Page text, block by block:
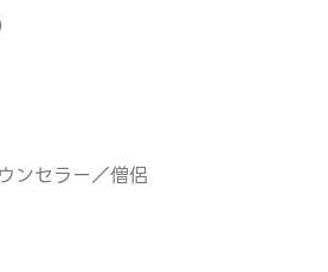
ンセラー／僧侶